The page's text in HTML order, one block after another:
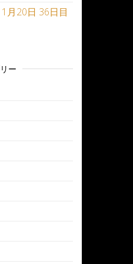
月20日 36日目
ー